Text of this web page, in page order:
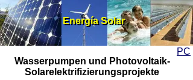
Wasserpumpen und Photovoltaik-
Solarelektrifizierungsprojekte
Energía Solar
Energía Solar
PC